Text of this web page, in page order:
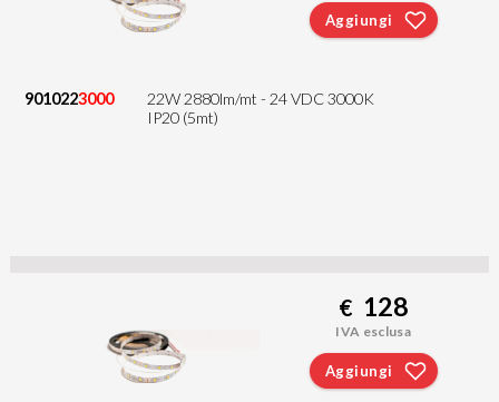
9010223000
22W 2880lm/mt - 24 VDC 3000K
IP20 (5mt)
Aggiungi
€ 128
IVA esclusa
Aggiungi